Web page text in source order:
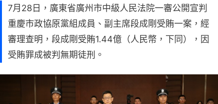
7月28日，廣東省廣州市中級人民法院一審公開宣判
重慶市政協原黨組成員、副主席段成剛受賄一案，經
審理查明，段成剛受賄1.44億（人民幣，下同），因
受賄罪成被判無期徒刑。